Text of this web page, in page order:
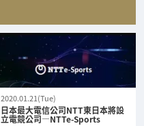
2020.01.21(Tue)
日本最大電信公司NTT東日本將設
立電競公司—NTTe-Sports